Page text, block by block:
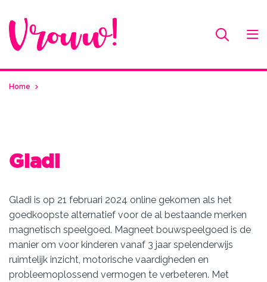
Home
Gladi
Gladi is op 21 februari 2024 online gekomen als het
goedkoopste alternatief voor de al bestaande merken
magnetisch speelgoed. Magneet bouwspeelgoed is de
manier om voor kinderen vanaf 3 jaar spelenderwijs
ruimtelijk inzicht, motorische vaardigheden en
probleemoplossend vermogen te verbeteren. Met